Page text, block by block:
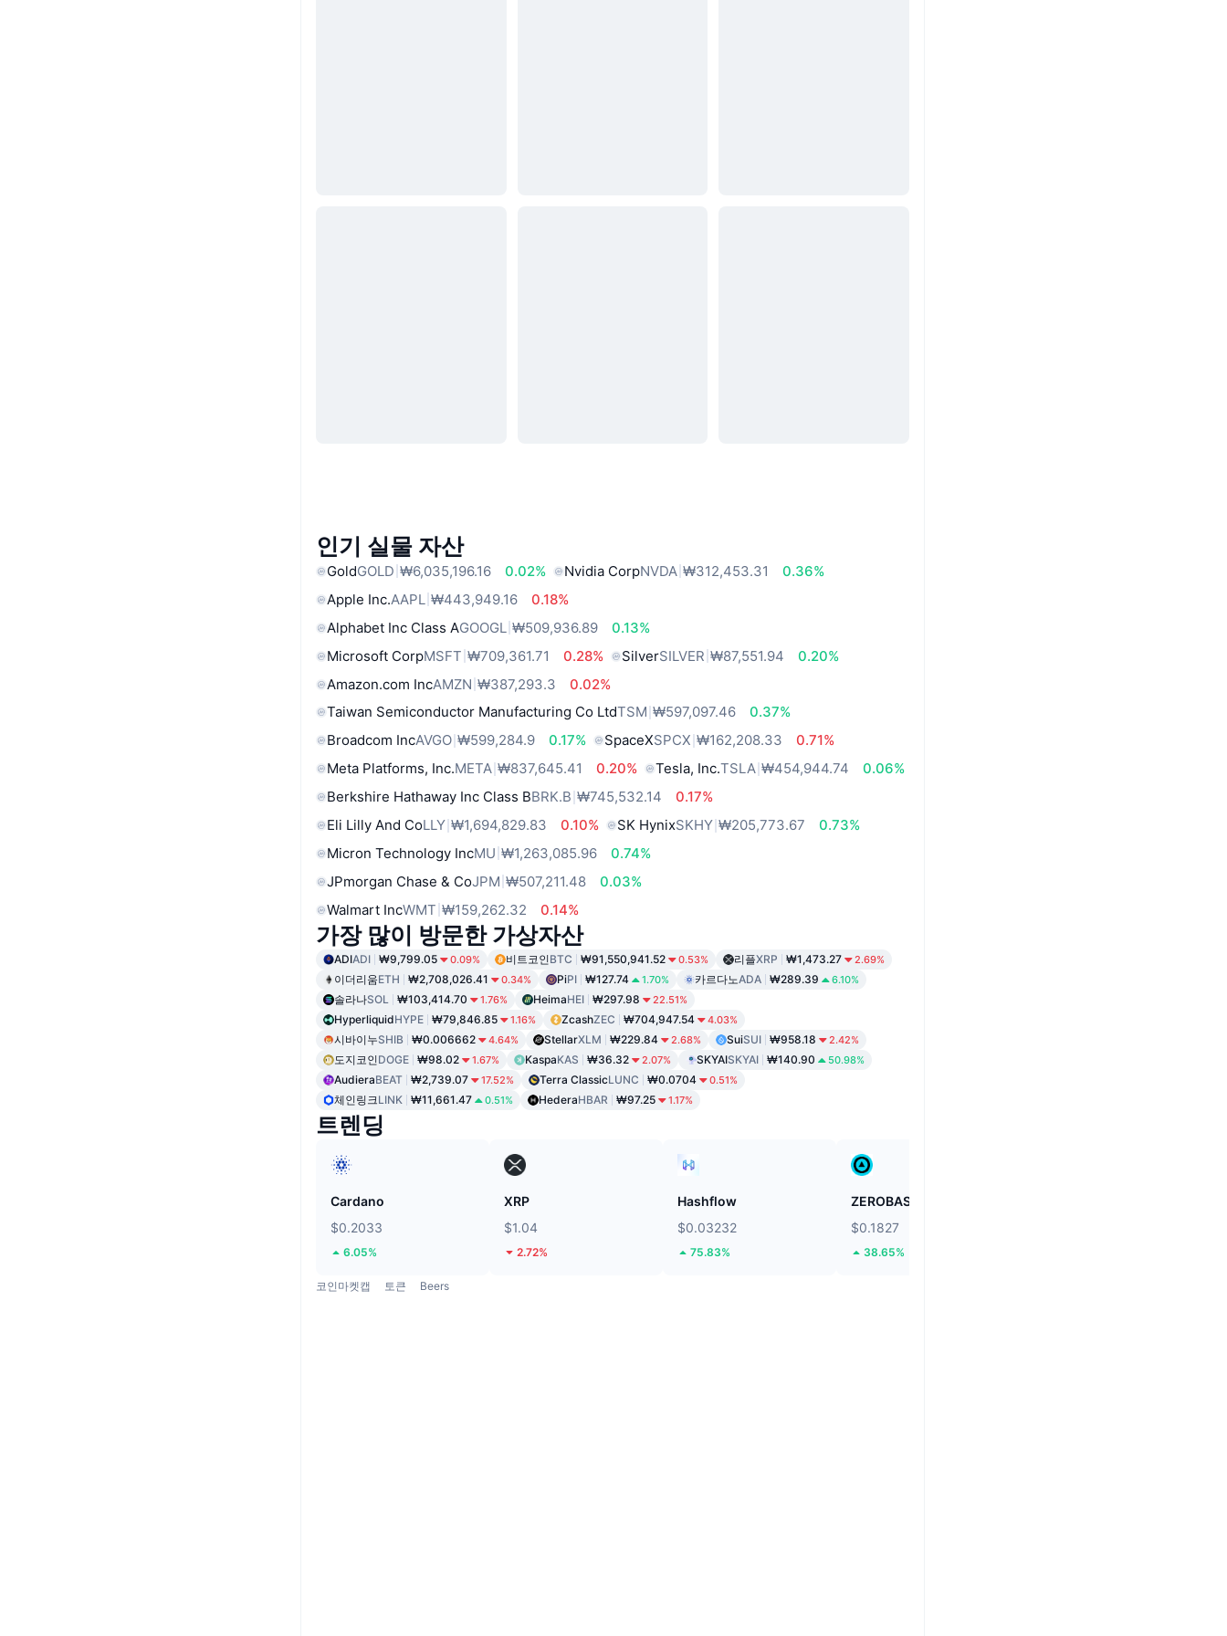
인기 실물 자산
GoldGOLD ₩6,035,196.16 0.02% Nvidia CorpNVDA ₩312,453.31
0.36%
Apple Inc.AAPL ₩443,949.16
0.18%
Alphabet Inc Class AGOOGL ₩509,936.89
0.13%
Microsoft CorpMSFT ₩709,361.71 0.28% SilverSILVER ₩87,551.94
0.20%
Amazon.com IncAMZN ₩387,293.3
0.02%
Taiwan Semiconductor Manufacturing Co LtdTSM ₩597,097.46
0.37%
Broadcom IncAVGO ₩599,284.9 0.17% SpaceXSPCX ₩162,208.33
0.71%
Meta Platforms, Inc.META ₩837,645.41 0.20% Tesla, Inc.TSLA ₩454,944.74
0.06%
Berkshire Hathaway Inc Class BBRK.B ₩745,532.14
0.17%
Eli Lilly And CoLLY ₩1,694,829.83 0.10% SK HynixSKHY ₩205,773.67
0.73%
Micron Technology IncMU ₩1,263,085.96
0.74%
JPmorgan Chase & CoJPM ₩507,211.48
0.03%
Walmart IncWMT ₩159,262.32 0.14%
가장 많이 방문한 가상자산
ADIADI ₩9,799.05 0.09% 비트코인BTC ₩91,550,941.52 0.53% 리플XRP ₩1,473.27 2.69%
이더리움ETH ₩2,708,026.41 0.34% PiPI ₩127.74 1.70% 카르다노ADA ₩289.39 6.10%
솔라나SOL ₩103,414.70 1.76% HeimaHEI ₩297.98 22.51%
HyperliquidHYPE ₩79,846.85 1.16% ZcashZEC ₩704,947.54 4.03%
시바이누SHIB ₩0.006662 4.64% StellarXLM ₩229.84 2.68% SuiSUI ₩958.18 2.42%
도지코인DOGE ₩98.02 1.67% KaspaKAS ₩36.32 2.07% SKYAISKYAI ₩140.90 50.98%
AudieraBEAT ₩2,739.07 17.52% Terra ClassicLUNC ₩0.0704 0.51%
체인링크 LINK ₩11,661.47 0.51% HederaHBAR ₩97.25 1.17%
트렌딩
Cardano
$0.2033
6.05%
XRP
$1.04
2.72%
Hashflow
$0.03232
75.83%
ZEROBASE
$0.1827
38.65%
코인마켓캡 토큰 Beers